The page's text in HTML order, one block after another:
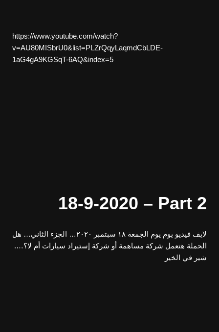
https://www.youtube.com/watch?
v=AU80MISbrU0&list=PLZrQqyLaqmdCbLDE-
1aG4gA9KGSqT-6AQ&index=5
18-9-2020 – Part 2
لايف فيديو يوم يوم الجمعة ١٨ سبتمبر ٢٠٢٠… الجزء الثاني… هل
الحملة هتعمل شركة مساهمة أو شركة إستيراد سيارات أم لا؟….
شير في الخير